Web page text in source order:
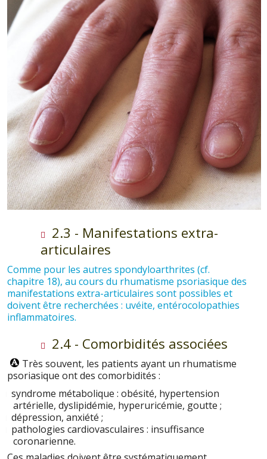
2.3 - Manifestations extra-
articulaires
Comme pour les autres spondyloarthrites (cf.
chapitre 18), au cours du rhumatisme psoriasique des
manifestations extra-articulaires sont possibles et
doivent être recherchées : uvéite, entérocolopathies
inflammatoires.
2.4 - Comorbidités associées
Très souvent, les patients ayant un rhumatisme
psoriasique ont des comorbidités :
syndrome métabolique : obésité, hypertension
artérielle, dyslipidémie, hyperuricémie, goutte ;
dépression, anxiété ;
pathologies cardiovasculaires : insuffisance
coronarienne.